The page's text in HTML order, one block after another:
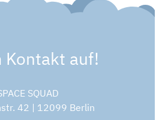
Kontakt auf!
SQUAD
42 | 12099 Berlin